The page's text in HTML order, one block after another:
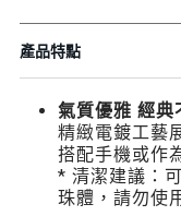
產品特點
氣質優雅 經典
精緻電鍍工藝
搭配手機或作
* 清潔建議：
珠體，請勿使